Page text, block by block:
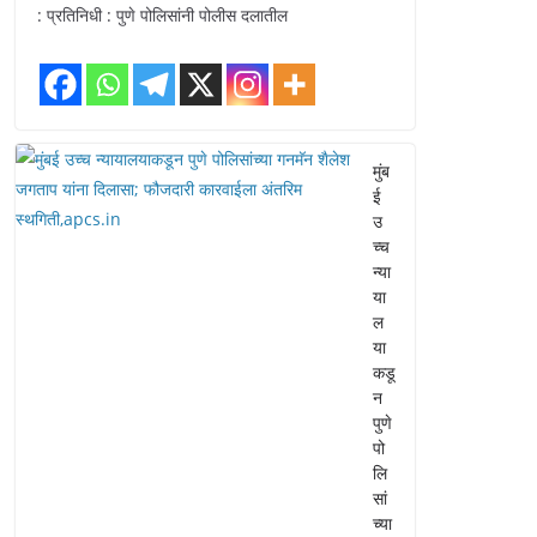
: प्रतिनिधी : पुणे पोलिसांनी पोलीस दलातील
मुंब
ई
उ
च्च
न्या
या
ल
या
कडू
न
पुणे
पो
लि
सां
च्या